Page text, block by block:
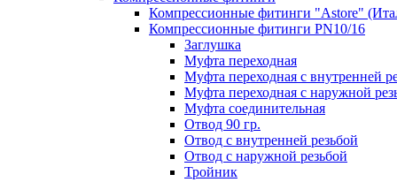
Компрессионные фитинги "Astore"
Компрессионные фитинги PN10/16
Заглушка
Муфта переходная
Муфта переходная с внутренней
Муфта переходная с наружной
Муфта соединительная
Отвод 90 гр.
Отвод с внутренней резьбой
Отвод с наружной резьбой
Тройник